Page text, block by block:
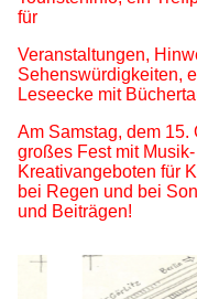
für
Veranstaltungen,
Sehenswürdigkeiten,
Leseecke mit
Am Samstag, dem 15.
großes Fest mit
Kreativangeboten für
bei Regen und bei
und Beiträgen!